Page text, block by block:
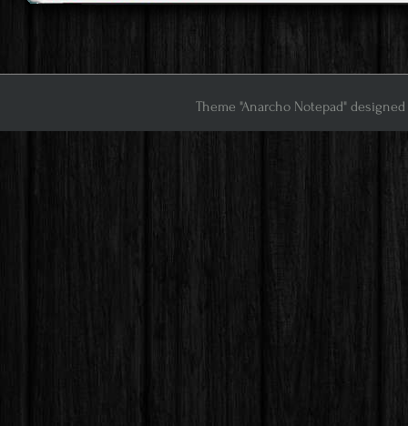
Theme "Anarcho Notepad"